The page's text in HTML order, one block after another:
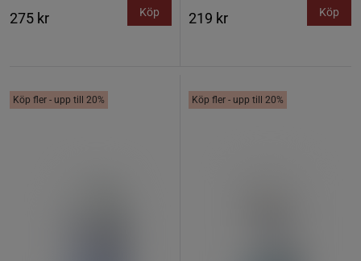
275 kr Köp 219 kr Köp
Köp fler - upp till 20% Köp fler - upp till 20%